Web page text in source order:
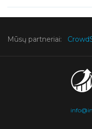
Mūsų partneriai: